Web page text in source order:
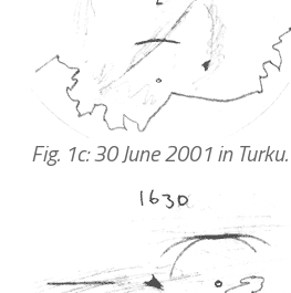
Fig. 1c: 30 June 2001 in Turku.